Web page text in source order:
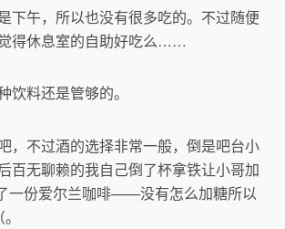
下午，所以也没有很多吃的。不过随便
得休息室的自助好吃么……
饮料还是管够的。
，不过酒的选择非常一般，倒是吧台小
百无聊赖的我自己倒了杯拿铁让小哥加
一份爱尔兰咖啡——没有怎么加糖所以